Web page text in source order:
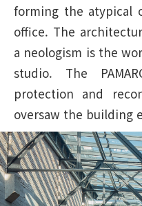
forming the atypical
office. The
a neologism is the
studio. The
protection and
oversaw the building